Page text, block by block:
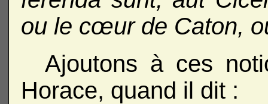
ou le cœur de Caton,
Ajoutons à ces
Horace, quand il dit :